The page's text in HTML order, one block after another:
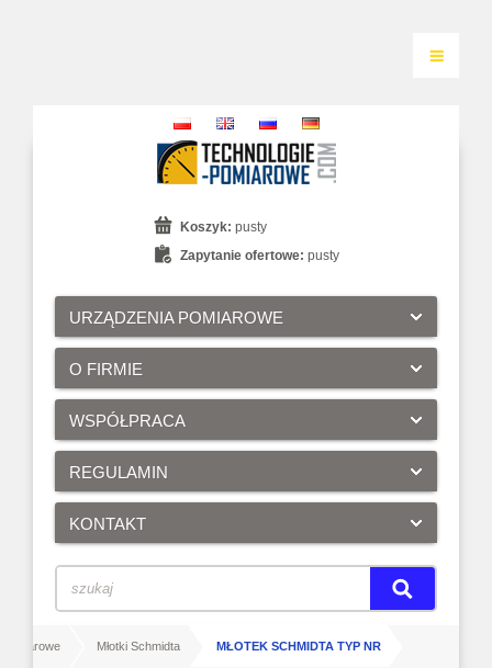
URZĄDZENIA POMIAROWE
O FIRMIE
WSPÓŁPRACA
REGULAMIN
KONTAKT
Koszyk: pusty
Zapytanie ofertowe: pusty
Młotki Schmidta MŁOTEK SCHMIDTA TYP NR